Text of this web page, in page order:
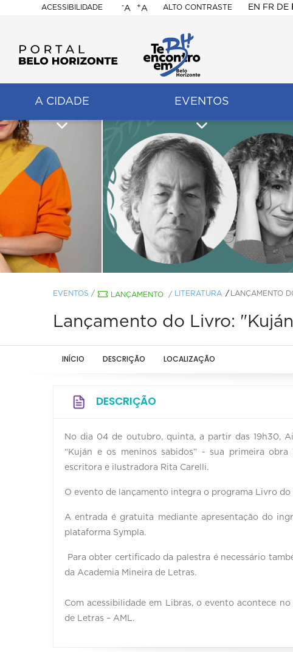
ACESSIBILIDADE
BELO
HORIZONTE
-A +A ALTO CONTRASTE EN FR DE
A CIDADE EVENTOS
EVENTOS / LANÇAMENTO / LITERATURA LANÇAMENTO
Lançamento do Livro:
INÍCIO DESCRIÇÃO LOCALIZAÇÃO
DESCRIÇÃO
No dia 04 de outubro, quinta, a partir das 19h30,
“Kuján e os meninos sabidos” - sua primeira
escritora e ilustradora Rita Carelli.
O evento de lançamento integra o programa Livro
A entrada é gratuita mediante apresentação do
plataforma Sympla.
Para obter certificado da palestra é necessário
da Academia Mineira de Letras.
Com acessibilidade em Libras, o evento acontece
de Letras – AML.